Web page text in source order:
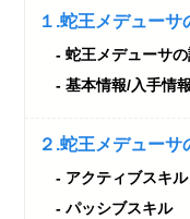
１.蛇王メデュー
蛇王メデューサ
基本情報/入手情
２.蛇王メデューサ
アクティブスキル
パッシブスキル